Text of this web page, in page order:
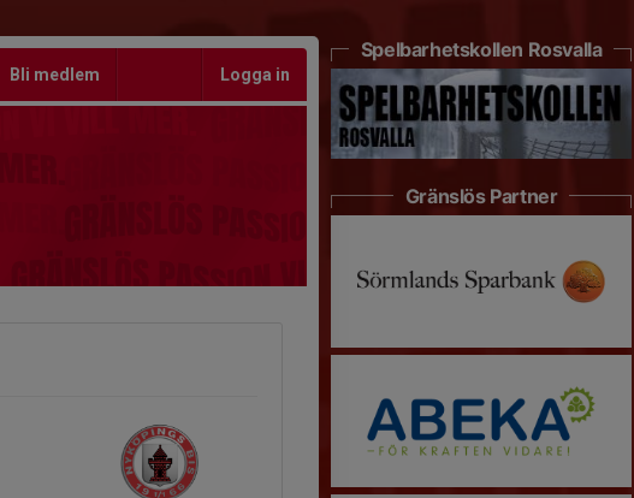
Bli medlem Logga in
Spelbarhetskollen Rosvalla
Gränslös Partner